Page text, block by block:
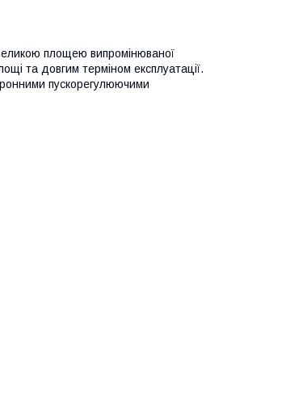
площею випромінюваної
та довгим терміном експлуатації.
пускорегулюючими